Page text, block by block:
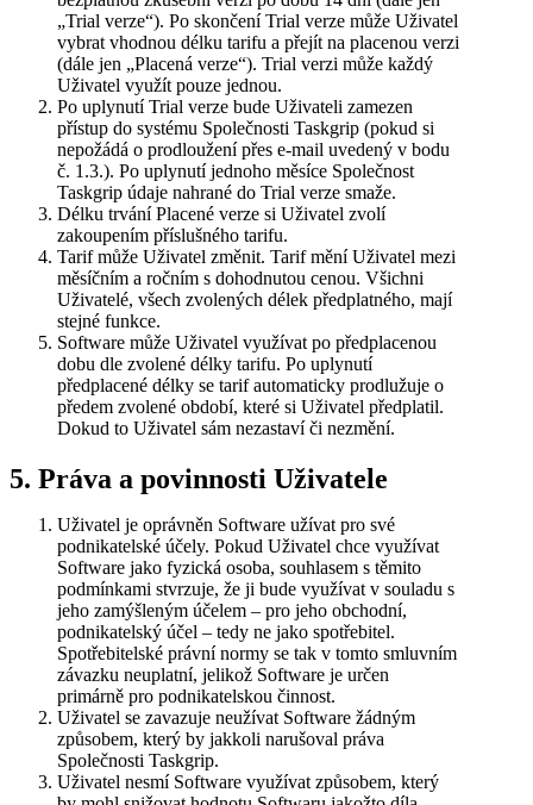
„Trial verze“). Po skončení Trial verze může Uživatel
vybrat vhodnou délku tarifu a přejít na placenou verzi
(dále jen „Placená verze“). Trial verzi může každý
Uživatel využít pouze jednou.
Po uplynutí Trial verze bude Uživateli zamezen
přístup do systému Společnosti Taskgrip (pokud si
nepožádá o prodloužení přes e-mail uvedený v bodu
č. 1.3.). Po uplynutí jednoho měsíce Společnost
Taskgrip údaje nahrané do Trial verze smaže.
Délku trvání Placené verze si Uživatel zvolí
zakoupením příslušného tarifu.
Tarif může Uživatel změnit. Tarif mění Uživatel mezi
měsíčním a ročním s dohodnutou cenou. Všichni
Uživatelé, všech zvolených délek předplatného, mají
stejné funkce.
Software může Uživatel využívat po předplacenou
dobu dle zvolené délky tarifu. Po uplynutí
předplacené délky se tarif automaticky prodlužuje o
předem zvolené období, které si Uživatel předplatil.
Dokud to Uživatel sám nezastaví či nezmění.
5. Práva a povinnosti Uživatele
Uživatel je oprávněn Software užívat pro své
podnikatelské účely. Pokud Uživatel chce využívat
Software jako fyzická osoba, souhlasem s těmito
podmínkami stvrzuje, že ji bude využívat v souladu s
jeho zamýšleným účelem – pro jeho obchodní,
podnikatelský účel – tedy ne jako spotřebitel.
Spotřebitelské právní normy se tak v tomto smluvním
závazku neuplatní, jelikož Software je určen
primárně pro podnikatelskou činnost.
Uživatel se zavazuje neužívat Software žádným
způsobem, který by jakkoli narušoval práva
Společnosti Taskgrip.
Uživatel nesmí Software využívat způsobem, který